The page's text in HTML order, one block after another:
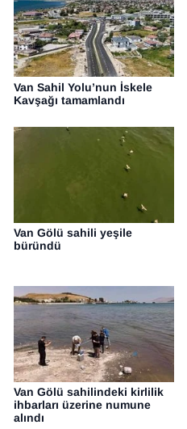
Van Sahil Yolu’nun İskele
Kavşağı tamamlandı
Van Gölü sahili yeşile
büründü
Van Gölü sahilindeki kirlilik
ihbarları üzerine numune
alındı